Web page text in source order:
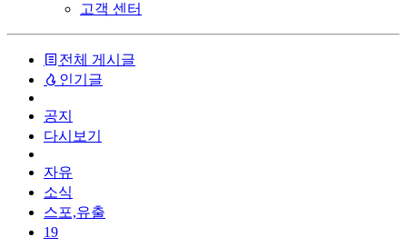
고객 센터
전체 게시글
인기글
공지
다시보기
자유
소식
스포,유출
19